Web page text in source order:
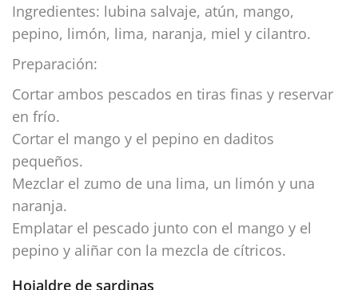
Ingredientes: lubina salvaje, atún, mango,
pepino, limón, lima, naranja, miel y cilantro.
Preparación:
Cortar ambos pescados en tiras finas y reservar
en frío.
Cortar el mango y el pepino en daditos
pequeños.
Mezclar el zumo de una lima, un limón y una
naranja.
Emplatar el pescado junto con el mango y el
pepino y aliñar con la mezcla de cítricos.
Hojaldre de sardinas